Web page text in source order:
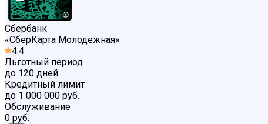
Сбербанк
«СберКарта Молодежная»
4.4
Льготный период
до 120 дней
Кредитный лимит
до 1 000 000 руб.
Обслуживание
0 руб.